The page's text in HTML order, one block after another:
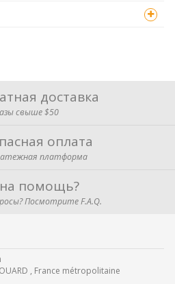
доставка
свыше $50
оплата
платформа
помощь?
Посмотрите F.A.Q.
, France métropolitaine